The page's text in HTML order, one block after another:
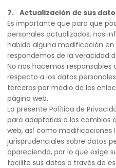
7.    Actualización de sus
Es importante que para que
personales actualizados, nos
habido alguna modificación en
respondemos de la veracidad
No nos hacemos
respecto a los datos
terceros por medio de los
página web.
La presente Política de
para adaptarlas a los cambios
web, así como modificaciones
jurisprudenciales sobre datos
apareciendo, por lo que exige
facilite sus datos a través de